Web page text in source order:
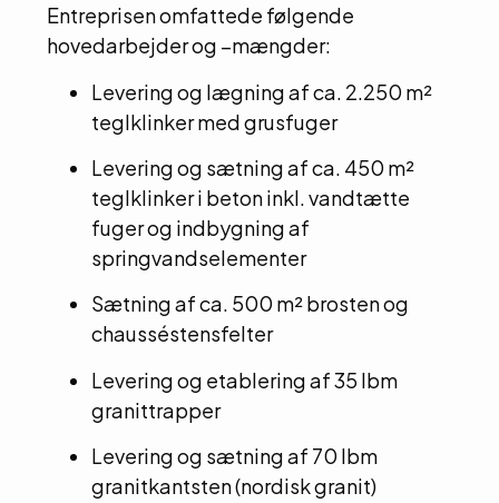
Entreprisen omfattede følgende
hovedarbejder og –mængder:
Levering og lægning af ca. 2.250 m²
teglklinker med grusfuger
Levering og sætning af ca. 450 m²
teglklinker i beton inkl. vandtætte
fuger og indbygning af
springvandselementer
Sætning af ca. 500 m² brosten og
chausséstensfelter
Levering og etablering af 35 lbm
granittrapper
Levering og sætning af 70 lbm
granitkantsten (nordisk granit)